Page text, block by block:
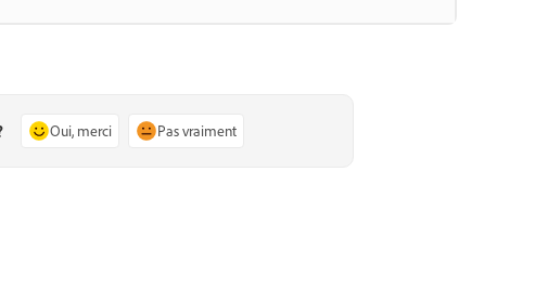
Oui, merci Pas vraiment